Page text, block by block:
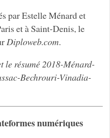
par Estelle Ménard et
et à Saint-Denis, le
Diploweb.com.
le résumé 2018-Ménard-
Bechrouri-Vinadia-
numériques